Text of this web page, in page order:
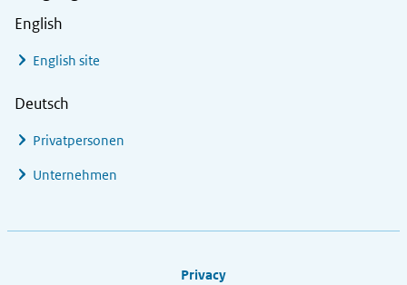
English
English site
Deutsch
Privatpersonen
Unternehmen
Privacy